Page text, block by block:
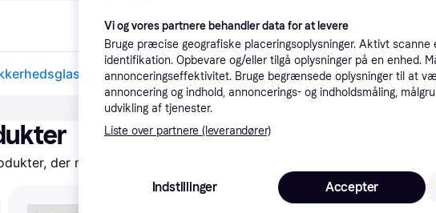
og aluminium hvid Fri fragt
der matcher dine interesser.
Vi og vores partnere behandler data for at levere
Bruge præcise geografiske placeringsoplysninger. Aktivt
identifikation. Opbevare og/eller tilgå oplysninger på en enhed.
annonceringseffektivitet. Bruge begrænsede oplysninger til at
annoncering og indhold, annoncerings- og indholdsmåling,
udvikling af tjenester.
Liste over partnere (leverandører)
Indstillinger Accepter